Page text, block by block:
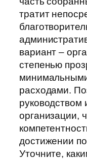
тратит
вариант –
степенью
расходами.
руководством
организации,
достижении
Уточните,